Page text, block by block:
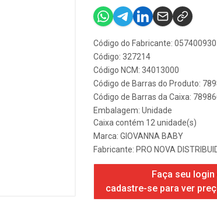
Código do Fabricante: 057400930
Código: 327214
Código NCM: 34013000
Código de Barras do Produto:
Código de Barras da Caixa:
Embalagem: Unidade
Caixa contém 12 unidade(s)
Marca: GIOVANNA BABY
Fabricante: PRO NOVA
Faça seu login
cadastre-se para ver